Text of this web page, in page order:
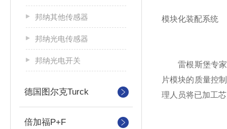
邦纳其他传感器
邦纳光电传感器
邦纳光电开关
德国图尔克Turck
倍加福P+F
模块化装配系统
雷根斯堡专家
片模块的质量控
理人员将已加工